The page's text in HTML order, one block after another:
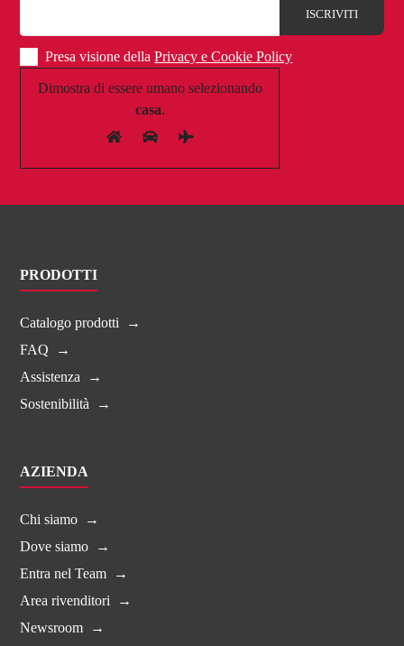
Presa visione dellaPrivacy e Cookie Policy
Dimostra di essere umano selezionando
casa.
PRODOTTI
Catalogo prodotti
FAQ
Assistenza
Sostenibilità
AZIENDA
Chi siamo
Dove siamo
Entra nel Team
Area rivenditori
Newsroom